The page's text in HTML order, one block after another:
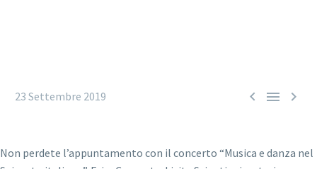
  
23 Settembre 2019
Non perdete l’appuntamento con il concerto “Musica e danza nel